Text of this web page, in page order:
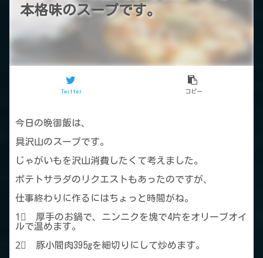
本格味のスープです。
Twitter コピー
今日の晩御飯は、
具沢山のスープです。
じゃがいもを沢山消費したくて考えました。
ポテトサラダのリクエストもあったのですが、
仕事終わりに作るにはちょっと時間がね。
1⃣ 厚手のお鍋で、ニンニクを塊で4片をオリーブオイ
ルで温めます。
2⃣ 豚小間肉395gを細切りにして炒めます。